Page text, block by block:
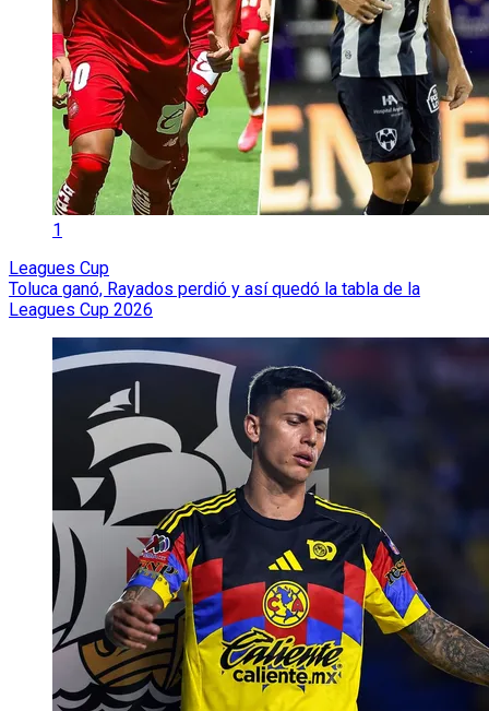
1
Leagues Cup
Toluca ganó, Rayados perdió y así quedó la tabla de la
Leagues Cup 2026